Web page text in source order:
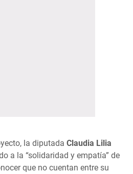
la diputada Claudia Lilia
a la “solidaridad y empatía” de
que no cuentan entre su